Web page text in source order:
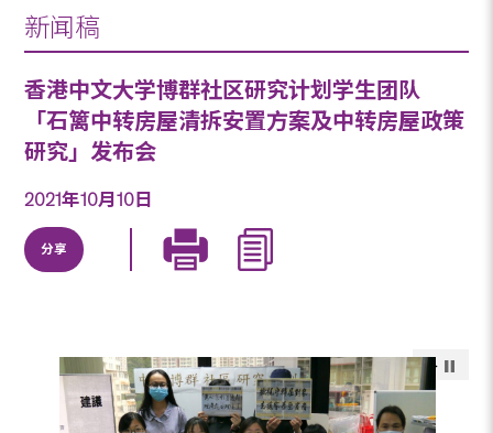
新闻稿
香港中文大学博群社区研究计划学生团队
「石篱中转房屋清拆安置方案及中转房屋政策
研究」发布会
2021年10月10日
分享